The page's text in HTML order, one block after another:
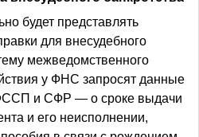
будет представлять
для внесудебного
межведомственного
у ФНС запросят данные
и СФР — о сроке выдачи
и его неисполнении,